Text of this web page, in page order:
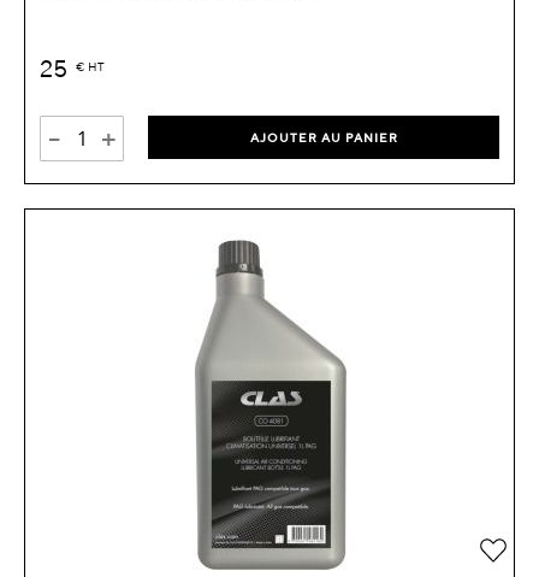
25 € HT
- + AJOUTER AU PANIER